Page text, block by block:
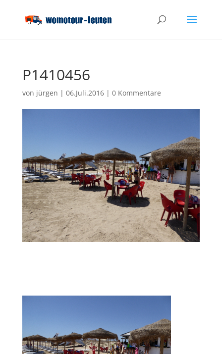
P1410456
von jürgen | 06.Juli.2016| 0 Kommentare